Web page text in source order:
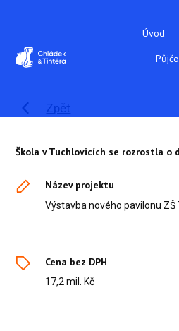
Úvod
Zpět
Škola v Tuchlovicích se rozrostla o
Název projektu
Výstavba nového pavilonu ZŠ
Cena bez DPH
17,2 mil. Kč